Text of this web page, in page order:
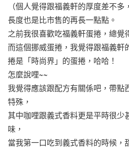
（個人覺得跟福義軒的厚度差不多
長度也是比市售的再長一點點。
之前我很喜歡吃福義軒蛋捲，總覺
而這個挪威蛋捲，我覺得跟福義軒
捲是「時尚界」的蛋捲，哈哈！
怎麼說哩~~
我覺得應該跟配方有關係吧，帶點
特殊，
其中咖哩跟義式香料更是平時很少
味，
當我第一口吃到義式香料的時候，